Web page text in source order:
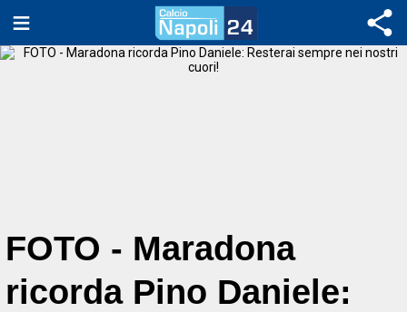
FOTO - Maradona
ricorda Pino Daniele: